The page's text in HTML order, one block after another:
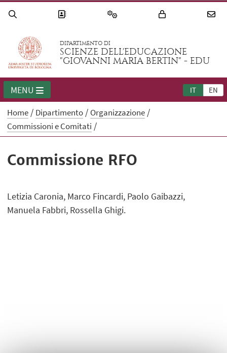
DIPARTIMENTO DI
SCIENZE DELL'EDUCAZIONE
"GIOVANNI MARIA BERTIN" - EDU
IT EN
MENU
Home Dipartimento
Organizzazione
Commissioni e Comitati
Commissione RFO
Letizia Caronia, Marco Fincardi, Paolo Gaibazzi,
Manuela Fabbri, Rossella Ghigi.